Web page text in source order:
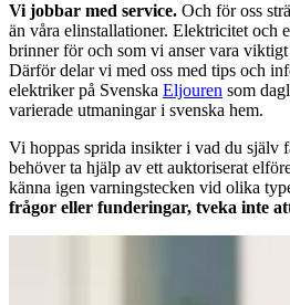
Vi jobbar med service. Och för oss
än våra elinstallationer. Elektricitet och
brinner för och som vi anser vara
Därför delar vi med oss med tips och
elektriker på Svenska Eljouren som
varierade utmaningar i svenska hem.
Vi hoppas sprida insikter i vad du själv
behöver ta hjälp av ett auktoriserat
känna igen varningstecken vid olika
frågor eller funderingar, tveka inte